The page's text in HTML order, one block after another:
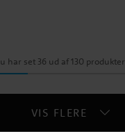
har set 36 ud af 130 produkter
VIS FLERE